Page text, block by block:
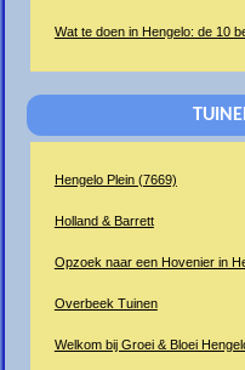
Wat te doen in Hengelo: de 10
Hengelo Plein (7669)
Holland & Barrett
Opzoek naar een Hovenier in
Overbeek Tuinen
Welkom bij Groei & Bloei